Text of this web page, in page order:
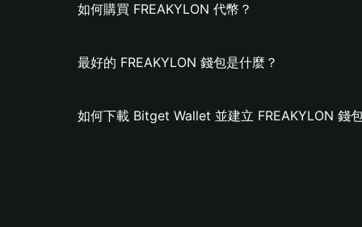
如何購買 FREAKYLON 代幣？
最好的 FREAKYLON 錢包是什麼？
如何下載 Bitget Wallet 並建立 FREAKYLON 錢